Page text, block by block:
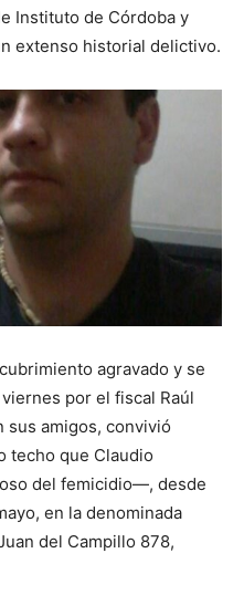
Instituto de Córdoba y
extenso historial delictivo.
agravado y se
por el fiscal Raúl
sus amigos, convivió
techo que Claudio
del femicidio—, desde
en la denominada
del Campillo 878,